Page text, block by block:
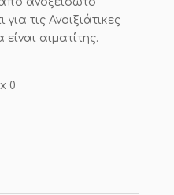
τις Ανοιξιάτικες
αιματίτης.
0